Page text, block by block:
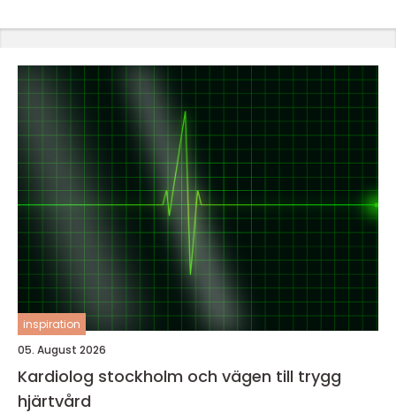
inspiration
05. August 2026
Kardiolog stockholm och vägen till trygg
hjärtvård